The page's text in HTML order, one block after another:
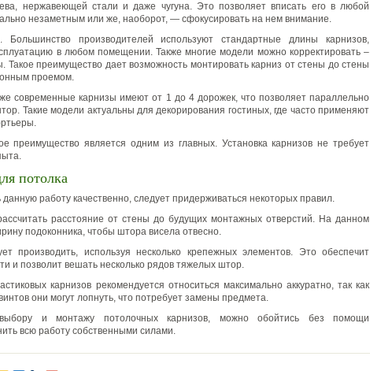
нержавеющей стали и даже чугуна. Это позволяет вписать его в любой
незаметным или же, наоборот, — сфокусировать на нем внимание.
Большинство производителей используют стандартные длины карнизов,
в любом помещении. Также многие модели можно корректировать –
Такое преимущество дает возможность монтировать карниз от стены до стены
проемом.
современные карнизы имеют от 1 до 4 дорожек, что позволяет параллельно
Такие модели актуальны для декорирования гостиных, где часто применяют
преимущество является одним из главных. Установка карнизов не требует
потолка
работу качественно, следует придерживаться некоторых правил.
расстояние от стены до будущих монтажных отверстий. На данном
подоконника, чтобы штора висела отвесно.
производить, используя несколько крепежных элементов. Это обеспечит
и позволит вешать несколько рядов тяжелых штор.
карнизов рекомендуется относиться максимально аккуратно, так как
они могут лопнуть, что потребует замены предмета.
и монтажу потолочных карнизов, можно обойтись без помощи
всю работу собственными силами.